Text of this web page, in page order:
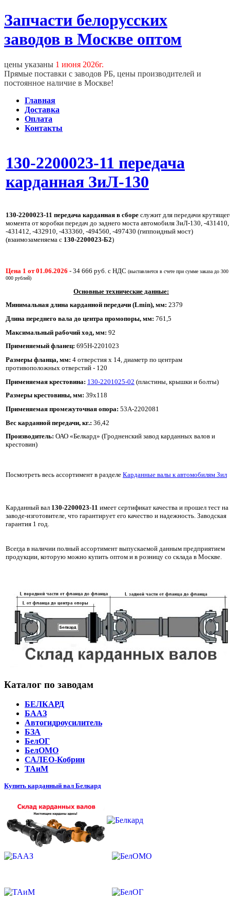
Запчасти белорусских
заводов в Москве оптом
цены указаны 1 июня 2026г.
Прямые поставки с заводов РБ, цены производителей и
постоянное наличие в Москве!
Главная
Доставка
Оплата
Контакты
130-2200023-11 передача
карданная ЗиЛ-130
130-2200023-11 передача карданная в сборе служит для передачи
момента от коробки передач до заднего моста автомобиля ЗиЛ-130, -431410,
-431412, -432910, -433360, -494560, -497430 (гиппоидный мост)
(взаимозаменяема с 130-2200023-Б2)
Цена 1 от 01.06.2026 - 34 666 руб. с НДС (выставляется в счете при сумме заказа до 300
000 рублей)
Основные технические данные:
Минимальная длина карданной передачи (Lmin), мм: 2379
Длина переднего вала до центра промопоры, мм: 761,5
Максимальный рабочий ход, мм: 92
Применяемый фланец: 695Н-2201023
Размеры фланца, мм: 4 отверстия х 14, диаметр по центрам
противоположных отверстий - 120
Применяемая крестовина: 130-2201025-02 (пластины, крышки и болты)
Размеры крестовины, мм: 39х118
Применяемая промежуточная опора: 53А-2202081
Вес карданной передачи, кг.: 36,42
Производитель: ОАО «Белкард» (Гродненский завод карданных валов и
крестовин)
Посмотреть весь ассортимент в разделе Карданные валы к автомобилям Зил
Карданный вал 130-2200023-11 имеет сертификат качества и прошел тест на
заводе-изготовителе, что гарантирует его качество и надежность. Заводская
гарантия 1 год.
Всегда в наличии полный ассортимент выпускаемой данным предприятием
продукции, которую можно купить оптом и в розницу со склада в Москве.
Каталог по заводам
БЕЛКАРД
БААЗ
Автогидроусилитель
БЗА
БелОГ
БелОМО
САЛЕО-Кобрин
ТАиМ
Купить карданный вал Белкард